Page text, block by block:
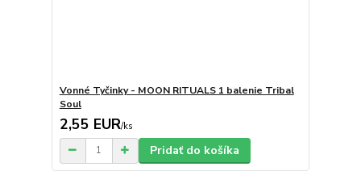
Vonné Tyčinky - MOON RITUALS 1 balenie Tribal
Soul
2,55 EUR/ks
Pridať do košíka